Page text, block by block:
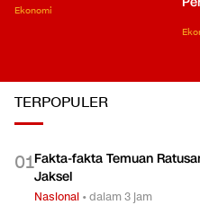
Ekonomi
TERPOPULER
01Fakta-fakta Temuan
Jaksel
Nasional •dalam 3 jam